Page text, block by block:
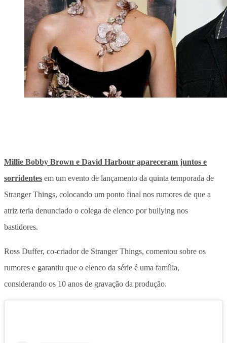
Millie Bobby Brown e David Harbour apareceram juntos e
sorridentes em um evento de lançamento da quinta temporada de
Stranger Things, colocando um ponto final nos rumores de que a
atriz teria denunciado o colega de elenco por bullying nos
bastidores.
Ross Duffer, co-criador de Stranger Things, comentou sobre os
rumores e garantiu que o elenco da série é uma família,
considerando os 10 anos de gravação da produção.